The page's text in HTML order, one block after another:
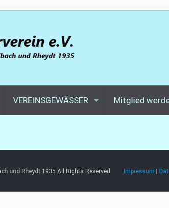
VEREINSGEWÄSSER Mitglied
und Rheydt 1935 All Rights Reserved Impressum